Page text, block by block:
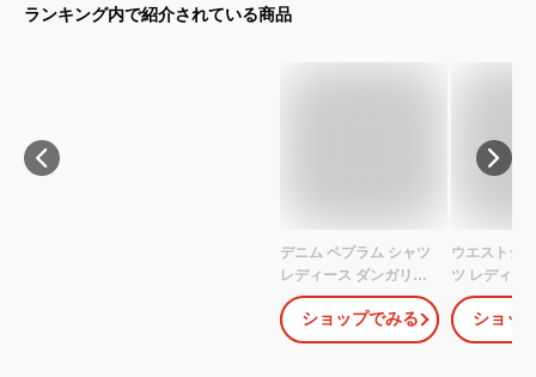
ランキング内で紹介されている商品
デニム ペプラム シャツ
レディース ダンガリー
チュニック 痩せ見え ウ
エストシェイプ 長袖 秋
春 トップス カジュアル
ショップでみる
ウエストシ
ツ レディー
プス ブラウ
きり 美シル
か 涼やか
ショッ